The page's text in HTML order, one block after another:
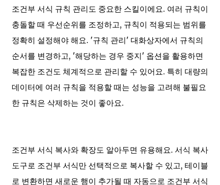
조건부 서식 규칙 관리도 중요한 스킬이에요. 여러 규칙이
충돌할 때 우선순위를 조정하고, 규칙이 적용되는 범위를
정확히 설정해야 해요. '규칙 관리' 대화상자에서 규칙의
순서를 변경하고, '해당하는 경우 중지' 옵션을 활용하면
복잡한 조건도 체계적으로 관리할 수 있어요. 특히 대량의
데이터에 여러 규칙을 적용할 때는 성능을 고려해 불필요
한 규칙은 삭제하는 것이 좋아요.
조건부 서식 복사와 확장도 알아두면 유용해요. 서식 복사
도구로 조건부 서식만 선택적으로 복사할 수 있고, 테이블
로 변환하면 새로운 행이 추가될 때 자동으로 조건부 서식